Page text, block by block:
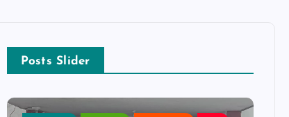
Posts Slider